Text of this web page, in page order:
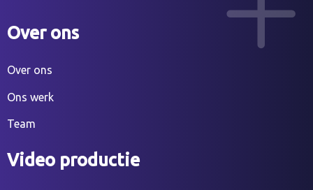
Over ons
Over ons
Ons werk
Team
Video productie